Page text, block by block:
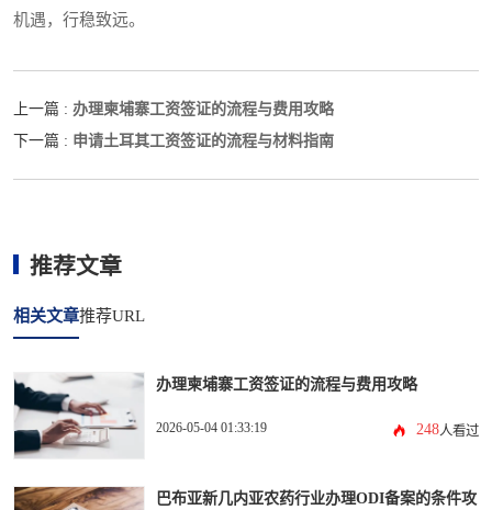
机遇，行稳致远。
上一篇 : 办理柬埔寨工资签证的流程与费用攻略
下一篇 : 申请土耳其工资签证的流程与材料指南
推荐文章
相关文章推荐URL
办理柬埔寨工资签证的流程与费用攻略
2026-05-04 01:33:19 248人看过
巴布亚新几内亚农药行业办理ODI备案的条件攻